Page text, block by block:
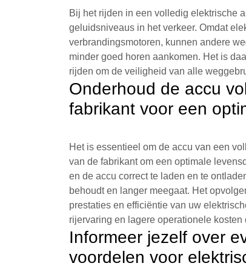
Bij het rijden in een volledig elektrische
geluidsniveaus in het verkeer. Omdat
verbrandingsmotoren, kunnen andere
minder goed horen aankomen. Het is
rijden om de veiligheid van alle
Onderhoud de accu
fabrikant voor een
Het is essentieel om de accu van een
van de fabrikant om een optimale
en de accu correct te laden en te
behoudt en langer meegaat. Het
prestaties en efficiëntie van uw
rijervaring en lagere operationele kosten
Informeer jezelf over
voordelen voor